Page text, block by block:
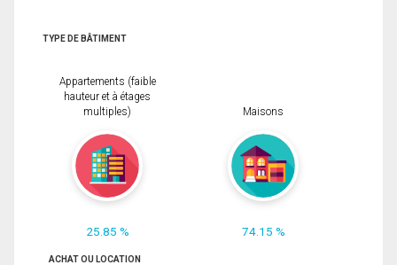
TYPE DE BÂTIMENT
Appartements (faible
hauteur et à étages
multiples)
25.85 %
Maisons
74.15 %
ACHAT OU LOCATION